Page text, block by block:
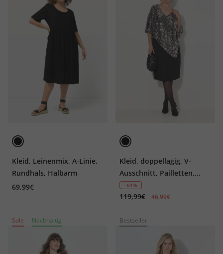
Kleid, Leinenmix, A-Linie,
Rundhals, Halbarm
69,99€
Kleid, doppellagig, V-
Ausschnitt, Pailletten,
Zipfelsaum
- 61%
119,99€ 46,99€
Sale Nachhaltig Bestseller